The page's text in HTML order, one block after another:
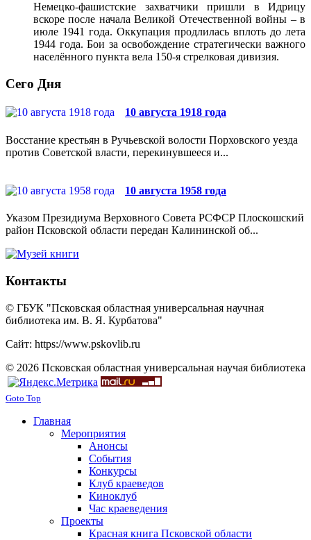
Немецко-фашистские захватчики пришли в Идрицу
вскоре после начала Великой Отечественной войны – в
июле 1941 года. Оккупация продлилась вплоть до лета
1944 года. Бои за освобождение стратегически важного
населённого пункта вела 150-я стрелковая дивизия.
Сего Дня
10 августа 1918 года
Восстание крестьян в Ручьевской волости Порховского уезда
против Советской власти, перекинувшееся и...
10 августа 1958 года
Указом Президиума Верховного Совета РСФСР Плоскошский
район Псковской области передан Калининской об...
Контакты
© ГБУК "Псковская областная универсальная научная
библиотека им. В. Я. Курбатова"
Сайт: https://www.pskovlib.ru
© 2026 Псковская областная универсальная научая библиотека
Goto Top
Главная
Мероприятия
Анонсы
События
Конкурсы
Клуб краеведов
Киноклуб
Час краеведения
Проекты
Красная книга Псковской области